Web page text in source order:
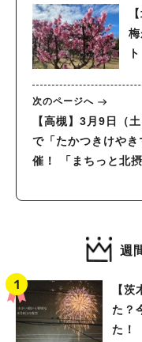
次のページへ
【高槻】3月9日（
で「たかつきけやき
催！ 「まちっと北
週
【
た？
た！